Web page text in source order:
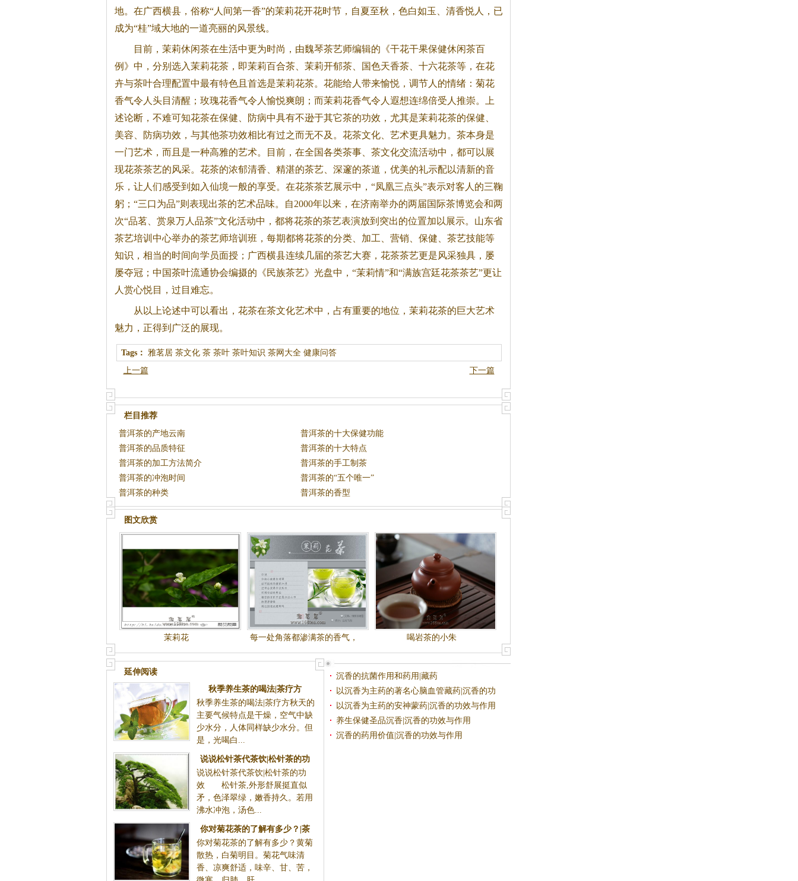
地。在广西横县，俗称“人间第一香”的茉莉花开花时节，自夏至秋，色白如玉、清香悦人，已
成为“桂”域大地的一道亮丽的风景线。
目前，茉莉休闲茶在生活中更为时尚，由魏琴茶艺师编辑的《干花干果保健休闲茶百
例》中，分别选入茉莉花茶，即茉莉百合茶、茉莉开郁茶、国色天香茶、十六花茶等，在花
卉与茶叶合理配置中最有特色且首选是茉莉花茶。花能给人带来愉悦，调节人的情绪：菊花
香气令人头目清醒；玫瑰花香气令人愉悦爽朗；而茉莉花香气令人遐想连绵倍受人推崇。上
述论断，不难可知花茶在保健、防病中具有不逊于其它茶的功效，尤其是茉莉花茶的保健、
美容、防病功效，与其他茶功效相比有过之而无不及。 花茶文化、艺术更具魅力。茶本身是
一门艺术，而且是一种高雅的艺术。目前，在全国各类茶事、茶文化交流活动中，都可以展
现花茶茶艺的风采。 花茶的浓郁清香、精湛的茶艺、深邃的茶道，优美的礼示配以清新的音
乐，让人们感受到如入仙境一般的享受。在花茶茶艺展示中，“凤凰三点头”表示对客人的三鞠
躬；“三口为品”则表现出茶的艺术品味。自2000年以来，在济南举办的两届国际茶博览会和两
次“品茗、赏泉万人品茶”文化活动中，都将花茶的茶艺表演放到突出的位置加以展示。山东省
茶艺培训中心举办的茶艺师培训班，每期都将花茶的分类、加工、营销、保健、茶艺技能等
知识，相当的时间向学员面授；广西横县连续几届的茶艺大赛， 花茶茶艺更是风采独具，屡
屡夺冠；中国茶叶流通协会编摄的《民族茶艺》光盘中，“茉莉情”和“满族宫廷花茶茶艺”更让
人赏心悦目，过目难忘。
从以上论述中可以看出，花茶在茶文化艺术中，占有重要的地位，茉莉花茶的巨大艺术
魅力，正得到广泛的展现。
Tags： 雅茗居 茶文化 茶 茶叶 茶叶知识 茶网大全 健康问答
上一篇
下一篇
栏目推荐
普洱茶的产地云南
普洱茶的十大保健功能
普洱茶的品质特征
普洱茶的十大特点
普洱茶的加工方法简介
普洱茶的手工制茶
普洱茶的冲泡时间
普洱茶的“五个唯一”
普洱茶的种类
普洱茶的香型
图文欣赏
茉莉花
每一处角落都渗满茶的香气，
每一片茶叶都有你的流连忘返
喝岩茶的小朱
延伸阅读
秋季养生茶的喝法|茶疗方
秋季养生茶的喝法|茶疗方秋天的
主要气候特点是干燥，空气中缺
少水分，人体同样缺少水分。但
是，光喝白...
说说松针茶代茶饮|松针茶的功
效
说说松针茶代茶饮|松针茶的功
效 松针茶,外形舒展挺直似
矛，色泽翠绿，嫩香持久。若用
沸水冲泡，汤色...
你对菊花茶的了解有多少？|茶
疗养生
你对菊花茶的了解有多少？黄菊
散热，白菊明目。菊花气味清
香、凉爽舒适，味辛、甘、苦，
沉香的抗菌作用和药用|藏药
以沉香为主药的著名心脑血管藏药|沉香的功
效与作用
以沉香为主药的安神蒙药|沉香的功效与作用
养生保健圣品沉香|沉香的功效与作用
沉香的药用价值|沉香的功效与作用